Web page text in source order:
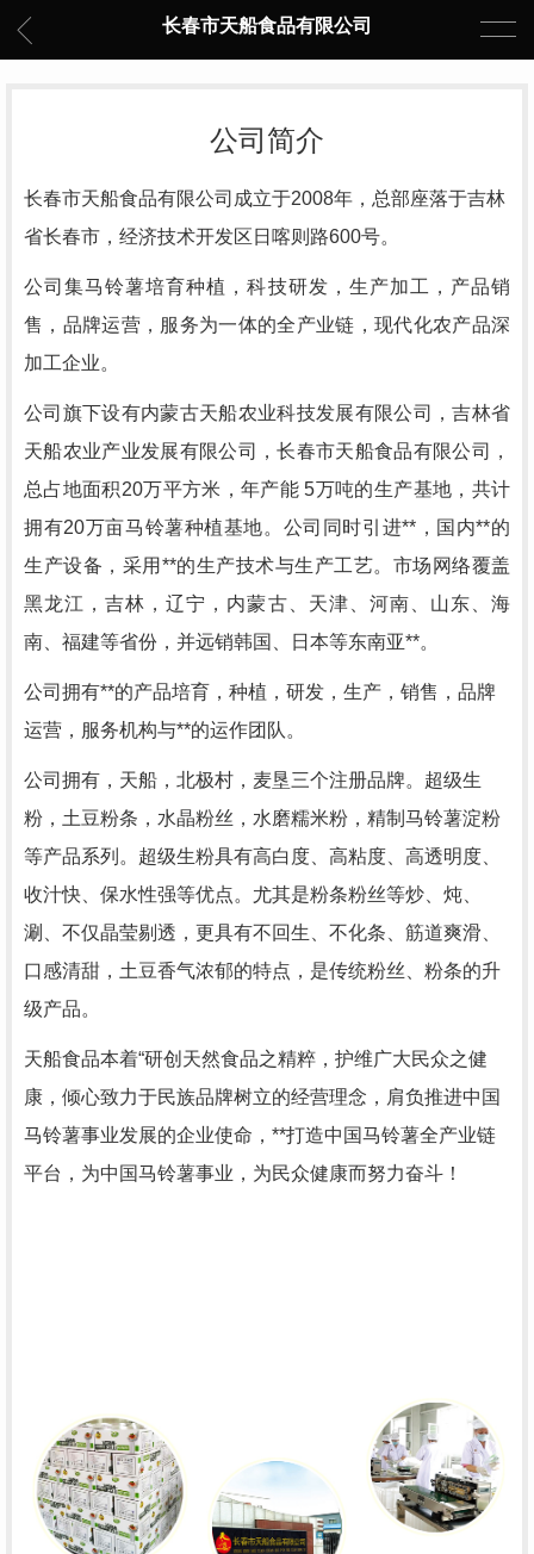
长春市天船食品有限公司
公司简介
长春市天船食品有限公司成立于2008年，总部座落于吉林
省长春市，经济技术开发区日喀则路600号。
公司集马铃薯培育种植，科技研发，生产加工，产品销
售，品牌运营，服务为一体的全产业链，现代化农产品深
加工企业。
公司旗下设有内蒙古天船农业科技发展有限公司，吉林省
天船农业产业发展有限公司，长春市天船食品有限公司，
总占地面积20万平方米，年产能 5万吨的生产基地，共计
拥有20万亩马铃薯种植基地。公司同时引进**，国内**的
生产设备，采用**的生产技术与生产工艺。市场网络覆盖
黑龙江，吉林，辽宁，内蒙古、天津、河南、山东、海
南、福建等省份，并远销韩国、日本等东南亚**。
公司拥有**的产品培育，种植，研发，生产，销售，品牌
运营，服务机构与**的运作团队。
公司拥有，天船，北极村，麦垦三个注册品牌。超级生
粉，土豆粉条，水晶粉丝，水磨糯米粉，精制马铃薯淀粉
等产品系列。超级生粉具有高白度、高粘度、高透明度、
收汁快、保水性强等优点。尤其是粉条粉丝等炒、炖、
涮、不仅晶莹剔透，更具有不回生、不化条、筋道爽滑、
口感清甜，土豆香气浓郁的特点，是传统粉丝、粉条的升
级产品。
天船食品本着“研创天然食品之精粹，护维广大民众之健
康，倾心致力于民族品牌树立的经营理念，肩负推进中国
马铃薯事业发展的企业使命，**打造中国马铃薯全产业链
平台，为中国马铃薯事业，为民众健康而努力奋斗！